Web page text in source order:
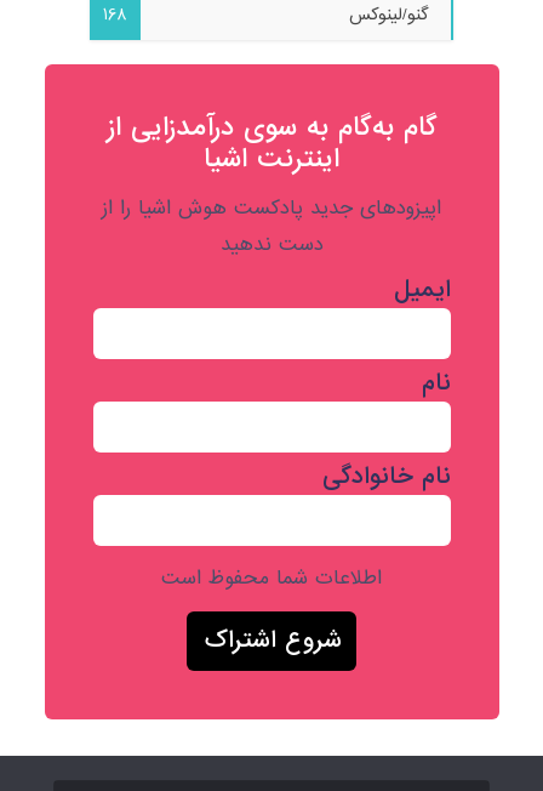
گنو/لینوکس
168
گام به‌گام به‌ سوی درآمدزایی از
اینترنت اشیا
اپیزودهای جدید پادکست هوش اشیا را از
دست ندهید
ایمیل
نام
نام خانوادگی
اطلاعات شما محفوظ است